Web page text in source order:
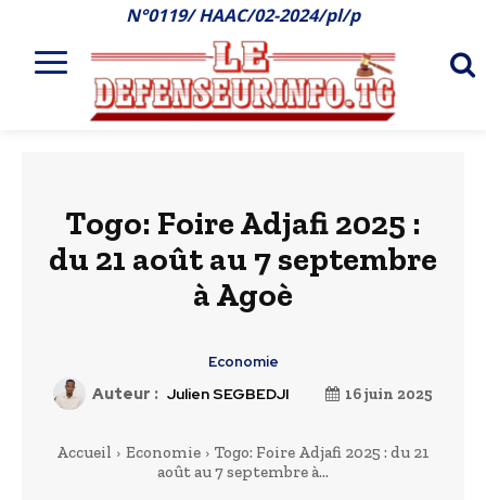
N°0119/ HAAC/02-2024/pl/p
Togo: Foire Adjafi 2025 :
du 21 août au 7 septembre
à Agoè
Economie
Auteur : Julien SEGBEDJI 16 juin 2025
Accueil Economie
Togo: Foire Adjafi 2025 : du 21
août au 7 septembre à...